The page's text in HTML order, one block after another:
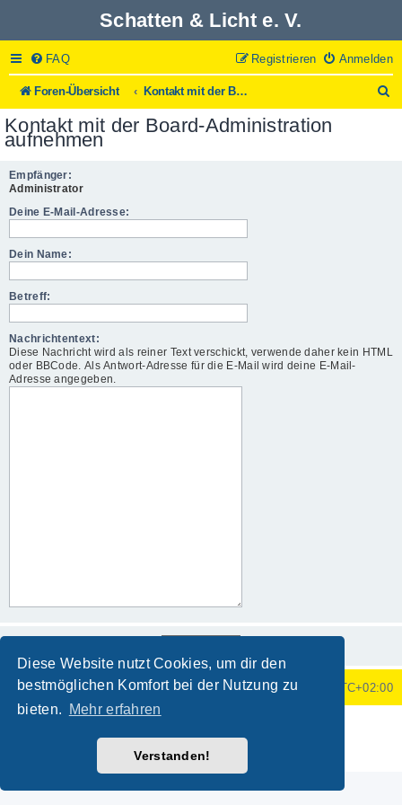
Diese Website nutzt Cookies, um dir den
bestmöglichen Komfort bei der Nutzung zu
bieten.
Mehr erfahren
Verstanden!
Schatten & Licht e. V.
FAQ Anmelden
Registrieren
Foren-Übersicht Kontakt mit der Board-Administration aufnehmen
u
Kontakt mit der Board-Administration
aufnehmen
Empfänger:
Administrator
Deine E-Mail-Adresse:
Dein Name:
Betreff:
Nachrichtentext:
Diese Nachricht wird als reiner Text verschickt, verwende daher kein HTML
oder BBCode. Als Antwort-Adresse für die E-Mail wird deine E-Mail-
Adresse angegeben.
Foren-Übersicht Alle Zeiten sind UTC+02:00
Deutsche Übersetzung durchphpBB.de
Datenschutz|Nutzungsbedingungen